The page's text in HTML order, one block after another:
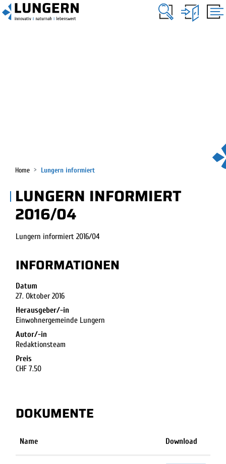
KOPFZEILE
HAUPTNAVIGATION
Home Lungern informiert(ausgewählt)
LUNGERN INFORMIERT
2016/04
Lungern informiert 2016/04
INFORMATIONEN
Datum
27. Oktober 2016
Herausgeber/-in
Einwohnergemeinde Lungern
Autor/-in
Redaktionsteam
Preis
CHF 7.50
DOKUMENTE
Name Download